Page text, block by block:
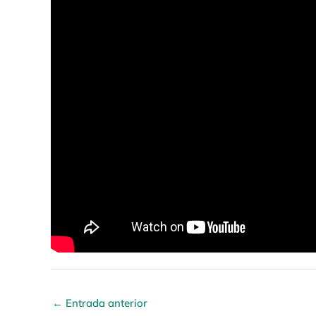
← Entrada anterior